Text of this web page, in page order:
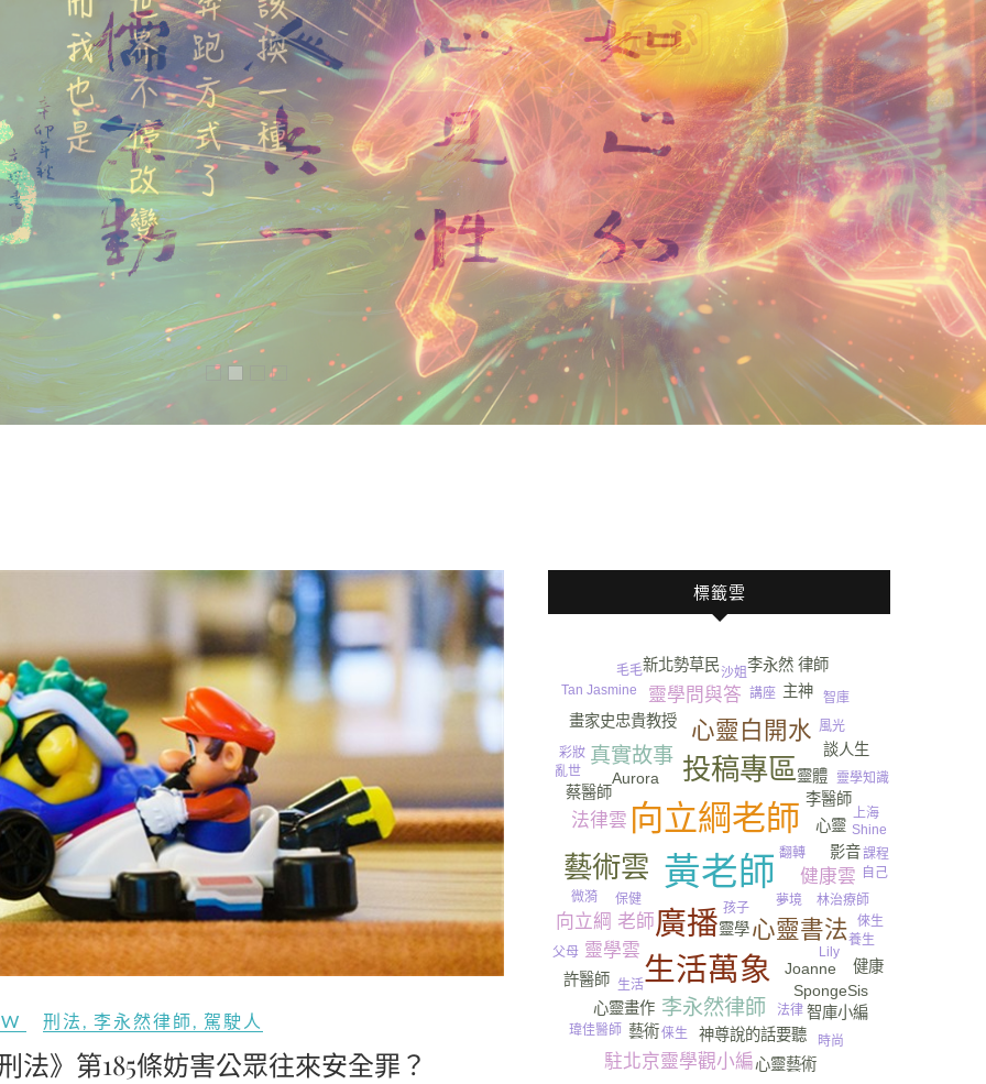
刑法 , 李永然律師, 駕駛人
法》第185條妨害公眾往來安全罪？
標籤雲
黃老師
向立綱老師
廣播
生活萬象
投稿專區
藝術雲
心靈白開水
心靈書法
李永然律師
真實故事
健康雲
靈學問與答
駐北京靈學觀小編
靈學雲
向立綱 老師
法律雲 心靈
李醫師
靈體
畫家史忠貴教授
Joanne
新北勢草民
神尊說的話要聽
靈學
蔡醫師
心靈畫作
SpongeSis
主神
李永然 律師
影音
談人生
Aurora
健康
藝術
許醫師
智庫小編
心靈藝術
林治療師
養生
Tan Jasmine
保健
上海
Lily
翻轉
沙姐
瑋佳醫師
講座
風光
生活
法律
夢境
父母
課程
靈學知識
孩子
彩妝
Shine
微漪
時尚
智庫
俫生
亂世
毛毛
自己
倈生